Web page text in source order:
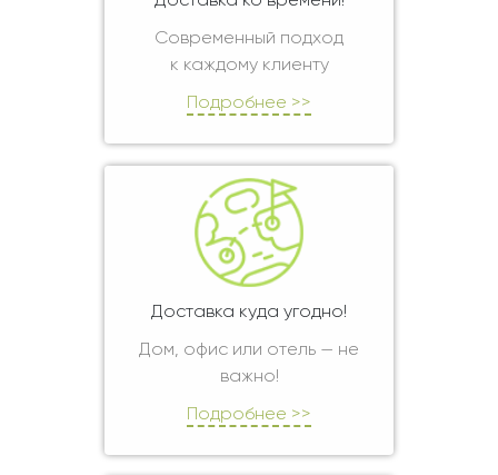
Современный подход
к каждому клиенту
Подробнее >>
Доставка куда угодно!
Дом, офис или отель — не
важно!
Подробнее >>